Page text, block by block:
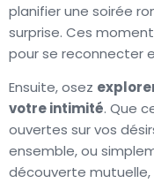
planifier une soirée
surprise. Ces
pour se reconnecter
Ensuite, osez
votre intimité. Que
ouvertes sur vos
ensemble, ou
découverte mutuelle,